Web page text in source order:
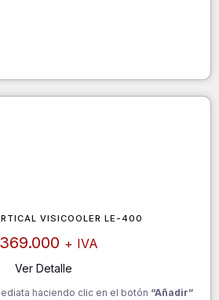
VISICOOLER LE-400
369.000 + IVA
Ver Detalle
haciendo clic en el botón “Añadir”